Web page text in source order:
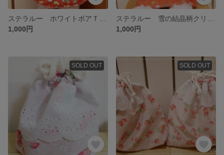
1,000円
1,000円
SOLD OUT SOLD OUT